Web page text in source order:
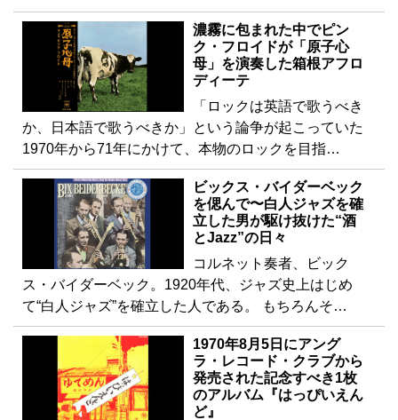
濃霧に包まれた中でピン
ク・フロイドが「原子心
母」を演奏した箱根アフロ
ディーテ
「ロックは英語で歌うべき
か、日本語で歌うべきか」という論争が起こっていた
1970年から71年にかけて、本物のロックを目指…
ビックス・バイダーベック
を偲んで〜白人ジャズを確
立した男が駆け抜けた“酒
とJazz”の日々
コルネット奏者、ビック
ス・バイダーベック。1920年代、ジャズ史上はじめ
て“白人ジャズ”を確立した人である。 もちろんそ…
1970年8月5日にアング
ラ・レコード・クラブから
発売された記念すべき1枚
のアルバム『はっぴいえん
ど』